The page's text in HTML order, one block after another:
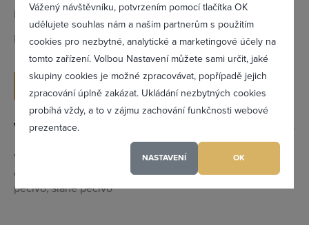
Vážený návštěvníku, potvrzením pomocí tlačítka OK
udělujete souhlas nám a našim partnerům s použitím
cookies pro nezbytné, analytické a marketingové účely na
tomto zařízení. Volbou Nastavení můžete sami určit, jaké
skupiny cookies je možné zpracovávat, popřípadě jejich
zpracování úplně zakázat. Ukládání nezbytných cookies
probíhá vždy, a to v zájmu zachování funkčnosti webové
prezentace.
NASTAVENÍ OK
IČ:
65987209
DIČ:
CZ7651021213
ODESLAT POPTÁVKU
Výrobky a služby
Vícezrnné pečivo, domácí výroba pekařských výrobků,
domácí výroba pečiva, rozvoz pečiva, chleby, sladké
pečivo, slané pečivo
Zapomněl(a) jsem heslo
Registrovat se
Maximální zviditelnění ve výpisu firem